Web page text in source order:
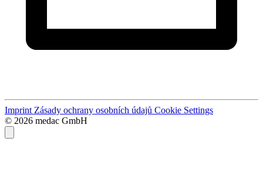
Imprint Zásady ochrany osobních údajů Cookie Settings
© 2026 medac GmbH